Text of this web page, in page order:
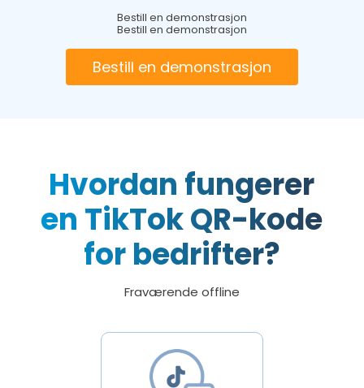
Bestill en demonstrasjon
Bestill en demonstrasjon
Bestill en demonstrasjon
Hvordan fungerer
en TikTok QR-kode
for bedrifter?
Fraværende offline